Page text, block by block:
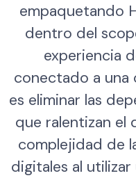
empaquetando
dentro del
experiencia
conectado a una
es eliminar las
que ralentizan el
complejidad de
digitales al